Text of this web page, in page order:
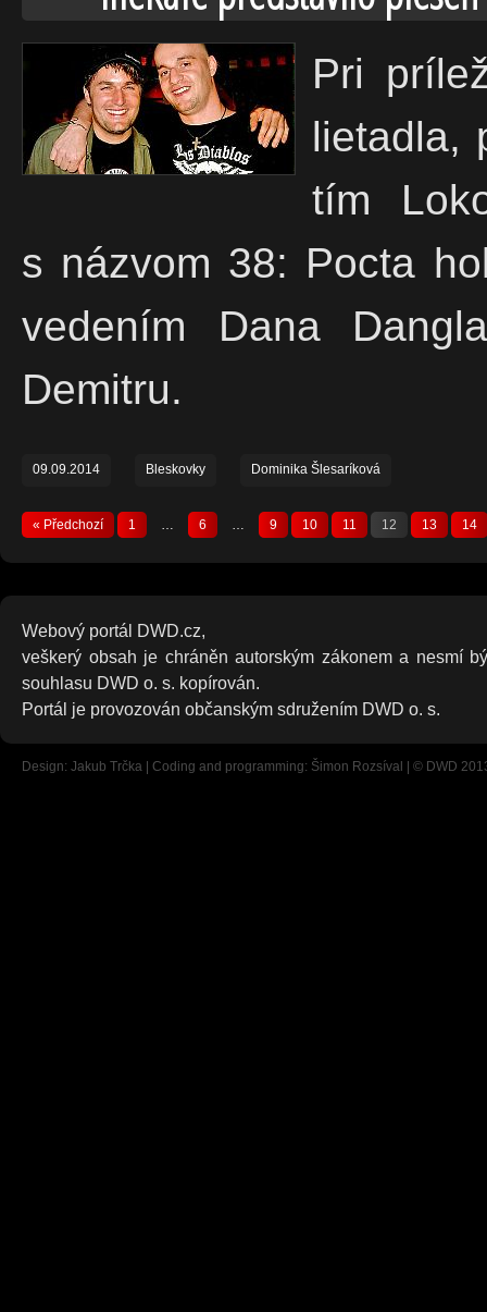
Pri
lietadla,
tím
s názvom 38: Pocta
vedením Dana
Demitru.
09.09.2014 Bleskovky Dominika Šlesaríková
« Předchozí 1 … 6 … 9 10 11 12 13 14
Webový portál DWD.cz,
veškerý obsah je chráněn autorským zákonem a nesmí
souhlasu DWD o. s. kopírován.
Portál je provozován občanským sdružením DWD o. s.
Design: Jakub Trčka | Coding and programming: Šimon Rozsíval | © DWD